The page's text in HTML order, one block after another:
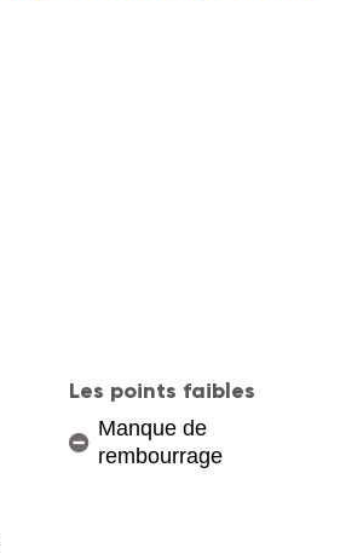
Les points faibles
Manque de
rembourrage